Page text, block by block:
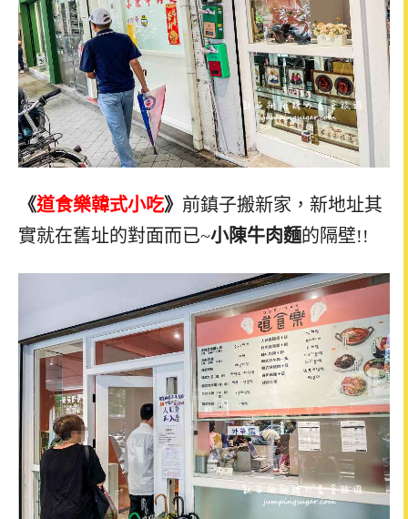
《道食樂韓式小吃》 前鎮子搬新家，新地址其
實就在舊址的對面而已~小陳牛肉麵的隔壁!!